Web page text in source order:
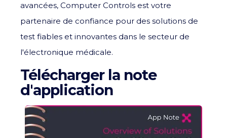
avancées, Computer Controls est votre
partenaire de confiance pour des solutions de
test fiables et innovantes dans le secteur de
l'électronique médicale.
Télécharger la note
d'application